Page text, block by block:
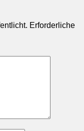
Erforderliche